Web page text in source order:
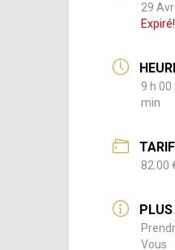
29
Expiré!
9 h 00
min
TARIF
82.00
Vous